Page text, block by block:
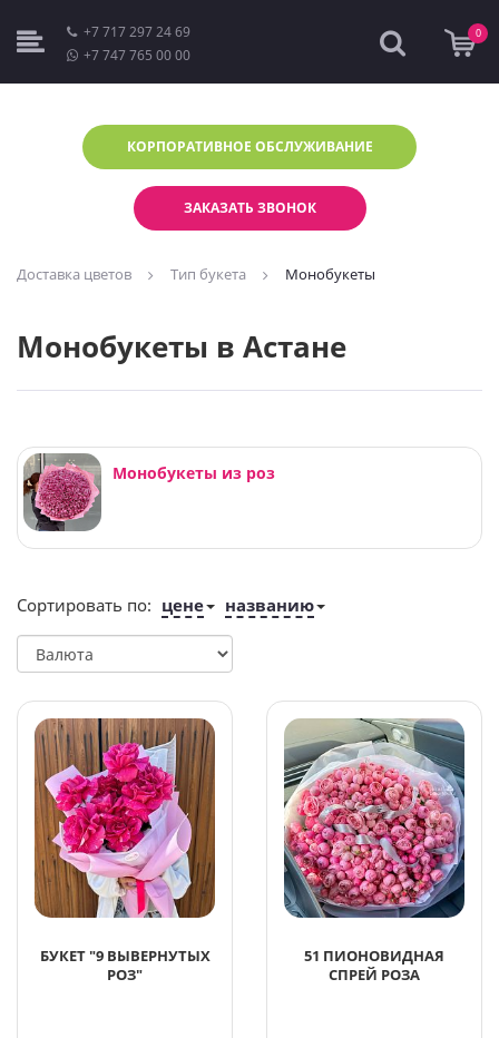
+7 717 297 24 69
+7 747 765 00 00
0
КОРПОРАТИВНОЕ ОБСЛУЖИВАНИЕ
ЗАКАЗАТЬ ЗВОНОК
Доставка цветов Тип букета Монобукеты
Монобукеты в Астане
Монобукеты из роз
Сортировать по: цене названию
БУКЕТ "9 ВЫВЕРНУТЫХ
РОЗ"
51 ПИОНОВИДНАЯ
СПРЕЙ РОЗА